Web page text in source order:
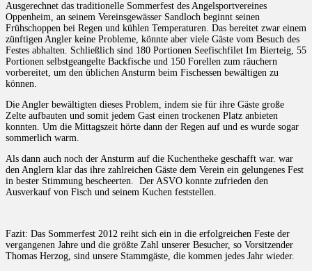
Ausgerechnet das traditionelle Sommerfest des Angelsportvereines
Oppenheim, an seinem Vereinsgewässer Sandloch beginnt seinen
Frühschoppen bei Regen und kühlen Temperaturen. Das bereitet zwar einem
zünftigen Angler keine Probleme, könnte aber viele Gäste vom Besuch des
Festes abhalten. Schließlich sind 180 Portionen Seefischfilet Im Bierteig, 55
Portionen selbstgeangelte Backfische und 150 Forellen zum räuchern
vorbereitet, um den üblichen Ansturm beim Fischessen bewältigen zu
können.
Die Angler bewältigten dieses Problem, indem sie für ihre Gäste große
Zelte aufbauten und somit jedem Gast einen trockenen Platz anbieten
konnten. Um die Mittagszeit hörte dann der Regen auf und es wurde sogar
sommerlich warm.
Als dann auch noch der Ansturm auf die Kuchentheke geschafft war. war
den Anglern klar das ihre zahlreichen Gäste dem Verein ein gelungenes Fest
in bester Stimmung bescheerten. Der ASVO konnte zufrieden den
Ausverkauf von Fisch und seinem Kuchen feststellen.
Fazit: Das Sommerfest 2012 reiht sich ein in die erfolgreichen Feste der
vergangenen Jahre und die größte Zahl unserer Besucher, so Vorsitzender
Thomas Herzog, sind unsere Stammgäste, die kommen jedes Jahr wieder.